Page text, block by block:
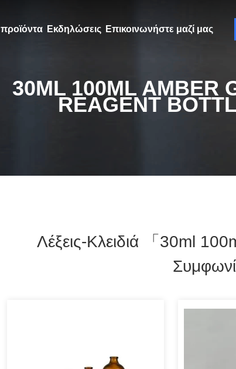
προϊόντα Εκδηλώσεις Επικοινωνήστε μαζί μας
30ML 100ML AMBER
REAGENT
Λέξεις-Κλειδιά 「30ml